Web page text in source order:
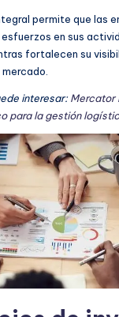
permite que las
en sus
fortalecen su
interesar:Mercator
para la gestión